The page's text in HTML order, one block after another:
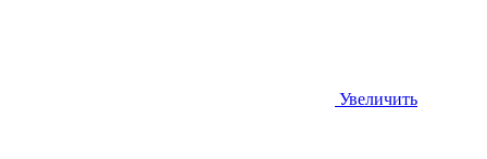
Увеличить